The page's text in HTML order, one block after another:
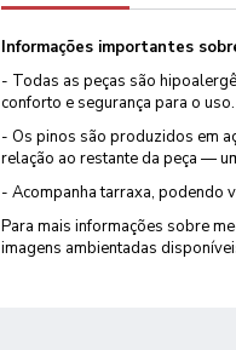
Informações importantes
- Todas as peças são
conforto e segurança para o uso.
- Os pinos são produzidos em
relação ao restante da peça —
- Acompanha tarraxa, podendo
Para mais informações sobre
imagens ambientadas